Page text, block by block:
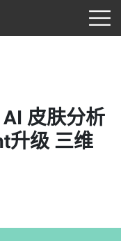
皮肤分析
升级 三维